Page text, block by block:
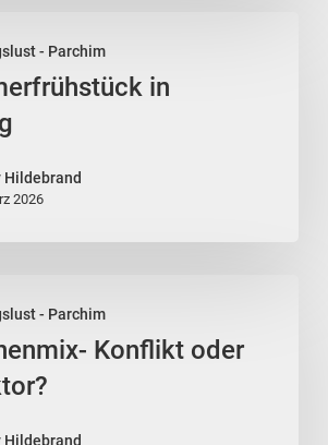
- Parchim
in
Hildebrand
2026
- Parchim
Konflikt oder
Hildebrand